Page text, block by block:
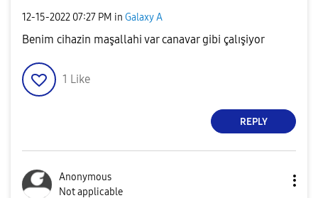
‎12-15-2022 07:27 PM in Galaxy A
Benim cihazin maşallahi var canavar gibi çalışiyor
1 Like
REPLY
Anonymous
Not applicable